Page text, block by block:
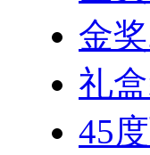
金
礼
45